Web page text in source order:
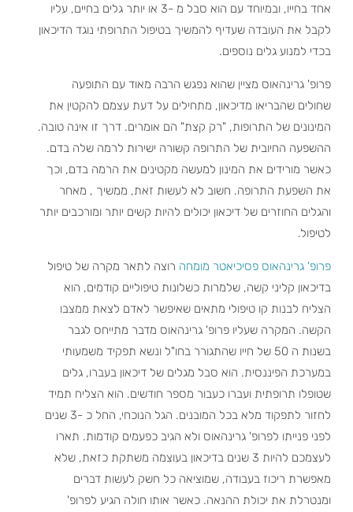
אחד בחייו, ובמיוחד עם הוא סבל מ -3 או יותר גלים בחיים, עליו
לקבל את העובדה שעדיף להמשיך בטיפול התרופתי נוגד הדיכאון
בכדי למנוע גלים נוספים.
פרופ' גרינהאוס מציין שהוא נפגש הרבה מאוד עם התופעה
שחולים שהבריאו מדיכאון, מתחילים על דעת עצמם להקטין את
המינונים של התרופות, "רק קצת" הם אומרים. דרך זו אינה טובה.
ההשפעה החיובית של התרופה קשורה ישירות לרמה שלה בדם.
כאשר מורידים את המינון למעשה מקטינים את הרמה בדם, וכך
את השפעת התרופה. חשוב לא לעשות זאת, ממשיך , מאחר
והגלים החוזרים של דיכאון יכולים להיות קשים יותר ומורכבים יותר
לטיפול.
פרופ' גרינהאוס פסיכיאטר מומחה רוצה לתאר מקרה של טיפול
בדיכאון קליני קשה, שלמרות כשלונות טיפוליים קודמים, הוא
הצליח לבנות קו טיפולי מתאים שאיפשר לאדם לצאת ממצבו
הקשה. המקרה שעליו פרופ' גרינהאוס מדבר מתייחס לגבר
בשנות ה 50 של חייו שהתגורר בחו"ל ונשא תפקיד משמעותי
במערכת הפיננסית. הוא סבל מגלים של דיכאון בעברו, גלים
שטופלו תרופתית ועברו כעבור מספר חודשים. הוא הצליח תמיד
לחזור לתפקוד מלא בכל המובנים. הגל הנוכחי, החל כ -3 שנים
לפני פנייתו לפרופ' גרינהאוס ולא הגיב כפעמים קודמות. תארו
לעצמכם להיות 3 שנים בדיכאון בעוצמה משתקת כזאת, שלא
מאפשרת ריכוז בעבודה, שמוציאה כל חשק לעשות דברים
ומנטרלת את יכולת ההנאה. כאשר אותו חולה הגיע לפרופ'